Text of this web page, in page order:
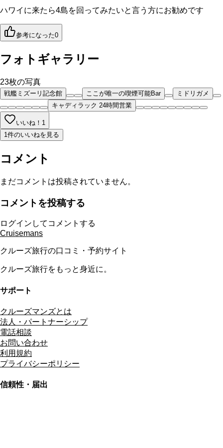
ハワイに来たら4島を回ってみたいと言う方にお勧めです
参考になった0
フォトギャラリー
23枚の写真
戦艦ミズーリ記念館 ここが唯一の喫煙可能Bar
ミドリガメ
キャディラック 24時間営業
いいね！ 1
1件のいいねを見る
コメント
まだコメントは投稿されていません。
コメントを投稿する
ログインしてコメントする
Cruisemans
クルーズ旅行の口コミ・予約サイト
クルーズ旅行をもっと身近に。
サポート
クルーズマンズとは
法人・パートナーシップ
電話相談
お問い合わせ
利用規約
プライバシーポリシー
信頼性・届出